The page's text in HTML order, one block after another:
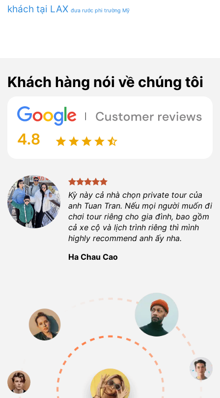
khách tại LAX đưa rước phi trường Mỹ
Khách hàng nói về chúng tôi
Kỳ này cả nhà chọn private tour của
anh Tuan Tran. Nếu mọi người muốn đi
chơi tour riêng cho gia đình, bao gồm
cả xe cộ và lịch trình riêng thì mình
highly recommend anh ấy nha.
Ha Chau Cao